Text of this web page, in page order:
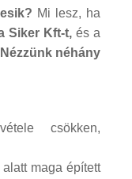
Mi lesz, ha
Siker Kft-t, és a
Nézzünk néhány
csökken,
maga épített